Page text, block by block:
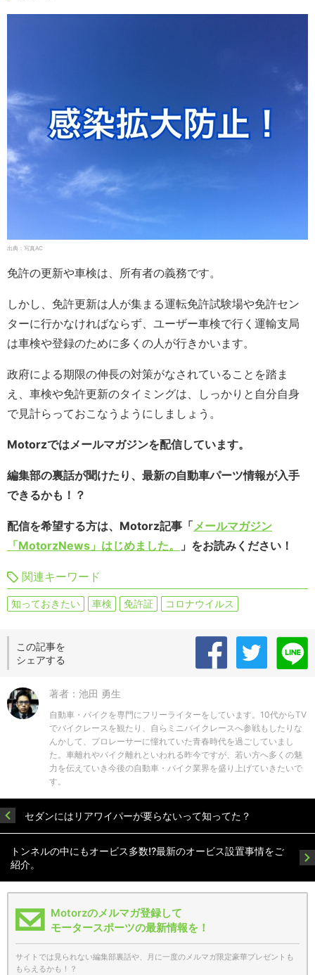
出典：写真AC
免許の更新や車検は、所有者の義務です。
しかし、免許更新は人が集まる運転免許試験場や免許セン
ターに行かなければならず、ユーザー車検で行く運輸支局
は車検や登録のために多くの人が行きかいます。
政府による期限の伸長の対策がなされていることを踏ま
え、車検や免許更新のタイミングは、しっかりと自分自身
で見計らっておこなうようにしましょう。
Motorzではメールマガジンを配信しています。
編集部の裏話が聞けたり、最新の自動車パーツ情報が入手
できるかも！？
配信を希望する方は、Motorz記事「 メールマガジン
「MotorzNews」はじめました。
」をお読みください！
関連キーワード
知っておきたい 車検 免許証 コロナウイルス
この記事を
シェアする
著者：池田 勇生
自動車・バイクを専門にフリーライターをしています。10代からTV
でバイクレースを観たり、自らミニバイクレースへ参戦もしたりな
んかして、プロレーサーに憧れていた青春時代を過ごしていまし
た。車離れやバイク離れといわれる昨今ですが、若い方へ多くの魅
力を伝えていき今後の自動車・バイク業界を盛り上げていきたいで
す。
セダンにはリアワイパーが要らないって知ってた？
トンネルの中にもオービス多数!?最新のオービス設置事情をご
紹介。
Motorzのメルマガ登録して
モータースポーツの最新情報を！
サイトでは見られない編集部裏話や、月に一度のメルマガ限定豪華プレゼントも
もらえるかも！？